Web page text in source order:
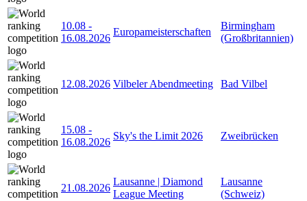
10.08 -
16.08.2026
Europameisterschaften
Birmingham
(Großbritannien)
12.08.2026 Vilbeler Abendmeeting Bad Vilbel
15.08 -
16.08.2026
Sky's the Limit 2026 Zweibrücken
21.08.2026
Lausanne | Diamond
League Meeting
Lausanne
(Schweiz)